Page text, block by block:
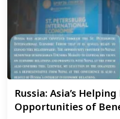
Russia: Asia’s Helping
Opportunities of